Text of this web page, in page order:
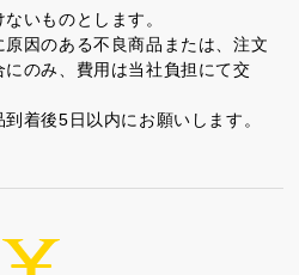
いものとします。
因のある不良商品または、注文
のみ、費用は当社負担にて交
着後5日以内にお願いします。